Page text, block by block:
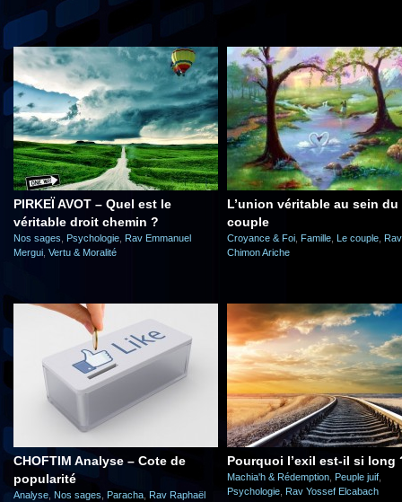
PIRKEÏ AVOT – Quel est le
véritable droit chemin ?
Nos sages Psychologie Rav Emmanuel
Mergui Vertu & Moralité
L’union véritable au sein du
couple
Croyance & Foi Famille Le couple Rav
Chimon Ariche
CHOFTIM Analyse – Cote de
popularité
Analyse Nos sages Paracha Rav Raphaël
Pourquoi l’exil est-il si long
Machia'h & Rédemption Peuple juif
Psychologie Rav Yossef Elcabach